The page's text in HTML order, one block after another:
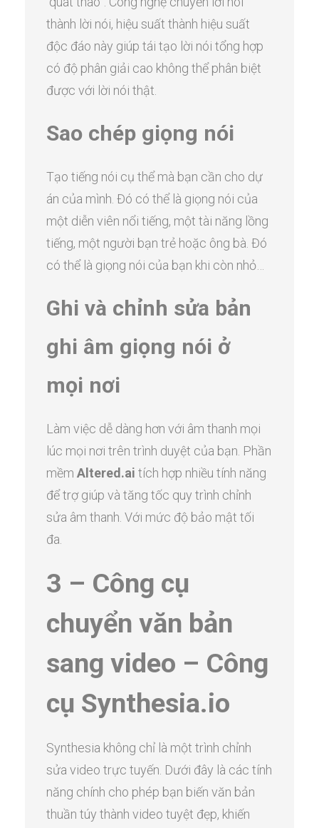
thành lời nói, hiệu suất thành hiệu suất
độc đáo này giúp tái tạo lời nói tổng hợp
có độ phân giải cao không thể phân biệt
được với lời nói thật.
Sao chép giọng nói
Tạo tiếng nói cụ thể mà bạn cần cho dự
án của mình. Đó có thể là giọng nói của
một diễn viên nổi tiếng, một tài năng lồng
tiếng, một người bạn trẻ hoặc ông bà. Đó
có thể là giọng nói của bạn khi còn nhỏ…
Ghi và chỉnh sửa bản
ghi âm giọng nói ở
mọi nơi
Làm việc dễ dàng hơn với âm thanh mọi
lúc mọi nơi trên trình duyệt của bạn. Phần
mềmAltered.ai tích hợp nhiều tính năng
để trợ giúp và tăng tốc quy trình chỉnh
sửa âm thanh. Với mức độ bảo mật tối
đa.
3 – Công cụ
chuyển văn bản
sang video – Công
cụ Synthesia.io
Synthesia không chỉ là một trình chỉnh
sửa video trực tuyến. Dưới đây là các tính
năng chính cho phép bạn biến văn bản
thuần túy thành video tuyệt đẹp, khiến